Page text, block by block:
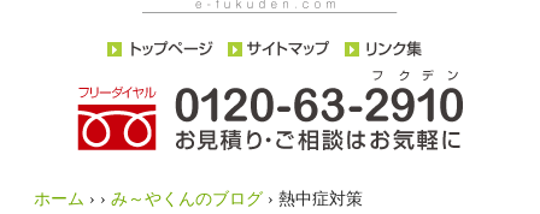
ホーム › › み～やくんのブログ › 熱中症対策